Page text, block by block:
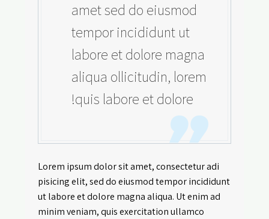
amet sed do eiusmod
tempor incididunt ut
labore et dolore magna
aliqua ollicitudin, lorem
quis labore et dolore!
Lorem ipsum dolor sit amet, consectetur adi
pisicing elit, sed do eiusmod tempor incididunt
ut labore et dolore magna aliqua. Ut enim ad
minim veniam, quis exercitation ullamco